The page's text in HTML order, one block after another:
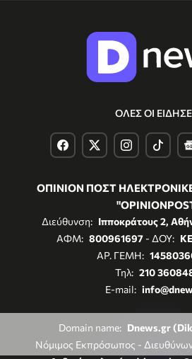
ΟΛΕΣ ΟΙ
ΟΠΙΝΙΟΝ ΠΟΣΤ
Διεύθυνση: Ιπποκράτους 2,
ΑΦΜ: 800961697- ΔΟΥ:
ΑΡ. ΓΕΜΗ:
Τηλ: 210
E-mail:
Domain name: Dnews.gr
Νόμιμος Εκπρόσωπος -